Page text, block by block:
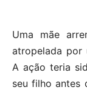
Uma mãe
atropelada por
A ação teria
seu filho antes